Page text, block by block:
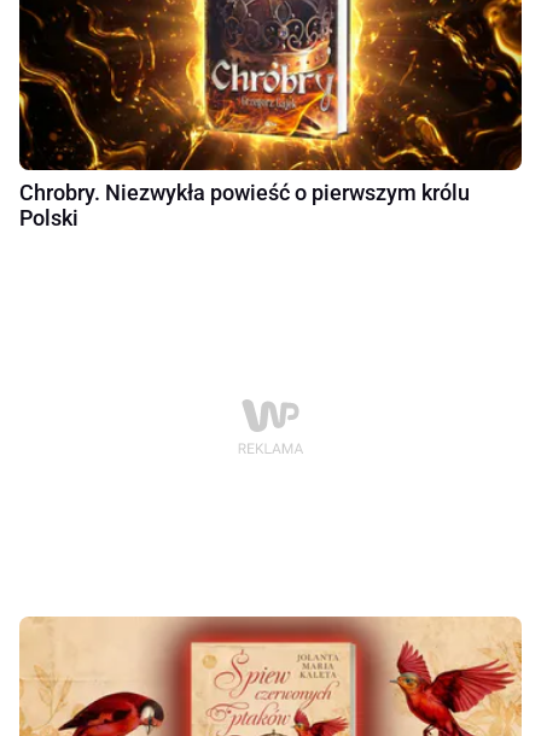
Chrobry. Niezwykła powieść o pierwszym królu
Polski